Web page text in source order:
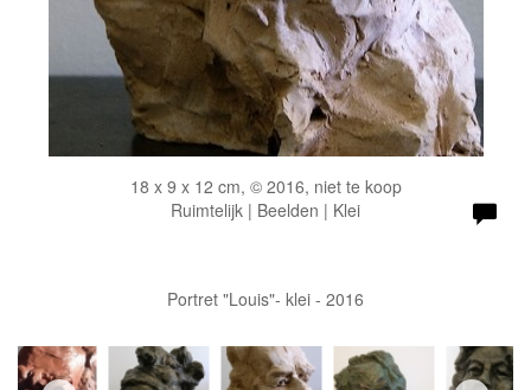
18 x 9 x 12 cm, © 2016, niet te koop
Ruimtelijk | Beelden | Klei
Portret "Louis"- klei - 2016